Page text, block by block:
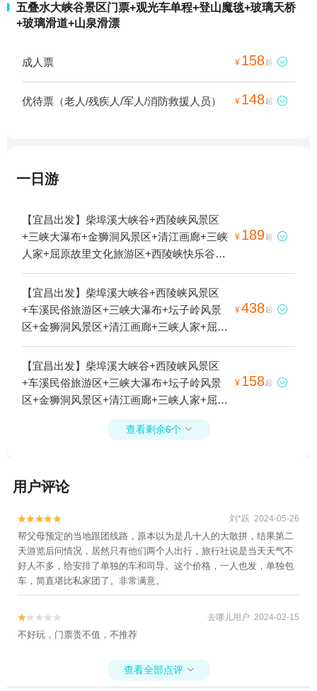
五叠水大峡谷景区门票+观光车单程+登山魔毯+玻璃天桥
+玻璃滑道+山泉滑漂
成人票 ¥ 158起 
优待票（老人/残疾人/军人/消防救援人员） ¥ 148起 
一日游
【宜昌出发】柴埠溪大峡谷+西陵峡风景区
+三峡大瀑布+金狮洞风景区+清江画廊+三峡
人家+屈原故里文化旅游区+西陵峡快乐谷
+三峡大坝旅游区+西陵峡世外桃源+情人泉
+三峡竹海+昭君故里+武落钟离山+交运两坝
一峡游船+清江方山风景区+三峡大坝旅游风
景区-截流纪念园+宜昌本地玩乐+交运长江夜
垂直升船机+船进三峡人家+三峡千古情景区1
日游
¥ 189起 
【宜昌出发】柴埠溪大峡谷+西陵峡风景区
+车溪民俗旅游区+三峡大瀑布+坛子岭风景
区+金狮洞风景区+清江画廊+三峡人家+屈原
故里文化旅游区+西陵峡快乐谷+三峡大坝旅
游区+西陵峡世外桃源+情人泉+三峡竹海+昭
君故里+武落钟离山+交运两坝一峡游船+清
江方山风景区+185观景平台+夷陵长江大桥
游船+西陵峡观光游船(峡口山庄码头)+葛洲
家+宜昌三峡情人泉+葛洲坝三江大桥+三峡
千古情景区1日游
¥438起 
【宜昌出发】柴埠溪大峡谷+西陵峡风景区
+车溪民俗旅游区+三峡大瀑布+坛子岭风景
区+金狮洞风景区+清江画廊+三峡人家+屈原
故里文化旅游区+西陵峡快乐谷+三峡大坝旅
游区+西陵峡世外桃源+情人泉+三峡竹海+昭
+截流纪念园+宜昌本地玩乐+交运长江夜游
坝船闸+宜昌欢乐世界+西陵峡游船+宜昌博
物馆+葛洲坝+三峡垂直升船机+船进三峡人
家+宜昌三峡情人泉+三峡千古情景区1日游
¥ 158起 
查看剩余6个 
用户评论

 刘*跃 2024-05-26
帮父母预定的当地跟团线路，原本以为是几十人的大散拼，结果第二
天游览后问情况，居然只有他们两个人出行，旅行社说是当天天气不
好人不多，给安排了单独的车和司导。这个价格，一人也发，单独包
车，简直堪比私家团了。非常满意。

 去哪儿用户 2024-02-15
不好玩，门票贵不值，不推荐
查看全部点评 